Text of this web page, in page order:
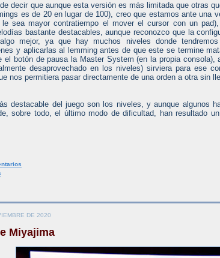
decir que aunque esta versión es más limitada que otras
es de 20 en lugar de 100), creo que estamos ante una
sea mayor contratiempo el mover el cursor con un
bastante destacables, aunque reconozco que la
mejor, ya que hay muchos niveles donde
y aplicarlas al lemming antes de que este se termine
el botón de pausa la Master System (en la propia consola),
desaprovechado en los niveles) sirviera para ese
nos permitiera pasar directamente de una orden a otra sin
destacable del juego son los niveles, y aunque algunos
sobre todo, el último modo de dificultad, han resultado
DE 2020
Miyajima